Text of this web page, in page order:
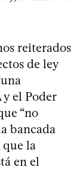
reiterados
de ley
el Poder
“no
bancada
que la
en el